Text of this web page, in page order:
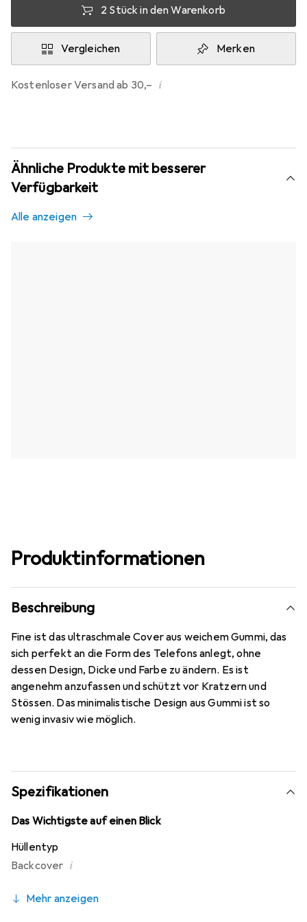
2 Stück in den Warenkorb
Vergleichen Merken
Kostenloser Versand ab 30,– i
Ähnliche Produkte mit besserer
Verfügbarkeit
Alle anzeigen
Produktinformationen
Beschreibung
Fine ist das ultraschmale Cover aus weichem Gummi, das
sich perfekt an die Form des Telefons anlegt, ohne
dessen Design, Dicke und Farbe zu ändern. Es ist
angenehm anzufassen und schützt vor Kratzern und
Stössen. Das minimalistische Design aus Gummi ist so
wenig invasiv wie möglich.
Spezifikationen
Das Wichtigste auf einen Blick
Hüllentyp
Backcover i
Mehr anzeigen